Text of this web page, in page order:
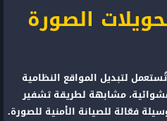
لتبديل المواقع النظامية
مشابهة لطريقة تشفير
فعّالة للصيانة الأمنية للصورة.